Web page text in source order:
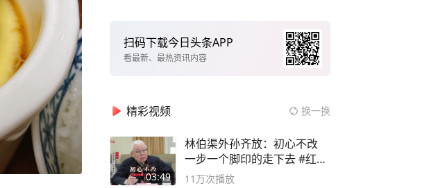
扫码下载今日头条APP
看最新、最热资讯内容
精彩视频 换一换
03:49
林伯渠外孙齐放：初心不改
一步一个脚印的走下去 #红船
论坛
11万次播放